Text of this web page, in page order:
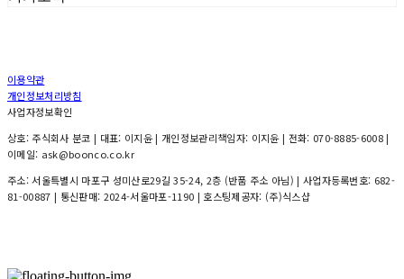
이용약관
개인정보처리방침
사업자정보확인
상호: 주식회사 분코 | 대표: 이지윤 | 개인정보관리책임자: 이지윤 | 전화: 070-8885-6008 |
이메일: ask@boonco.co.kr
주소: 서울특별시 마포구 성미산로29길 35-24, 2층 (반품 주소 아님) | 사업자등록번호: 682-
81-00887 | 통신판매: 2024-서울마포-1190 | 호스팅제공자: (주)식스샵